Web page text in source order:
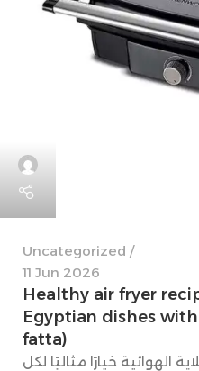
Uncategorized
11 Jun 2026
Healthy air fryer
Egyptian dishes
fatta)
خيارًا مثاليًا لكل